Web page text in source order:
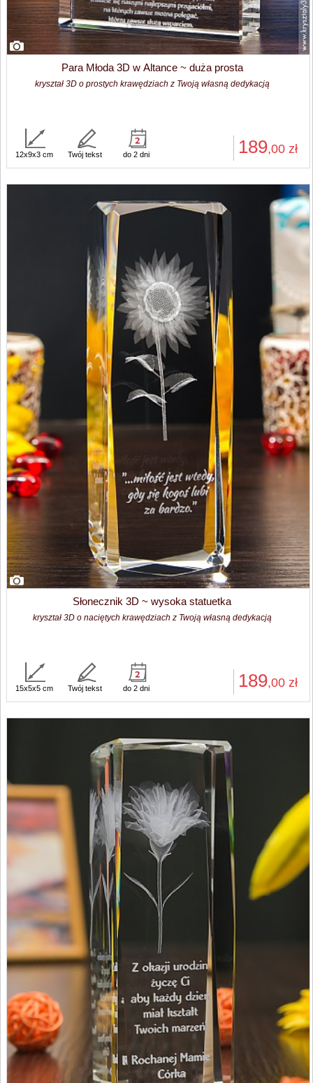
Para Młoda 3D w Altance ~ duża prosta
kryształ 3D o prostych krawędziach z Twoją własną dedykacją
189,00 zł
12x9x3 cm Twój tekst do 2 dni
Słonecznik 3D ~ wysoka statuetka
kryształ 3D o naciętych krawędziach z Twoją własną dedykacją
189,00 zł
15x5x5 cm Twój tekst do 2 dni